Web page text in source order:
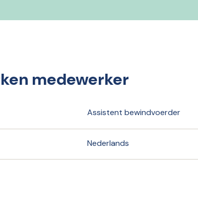
medewerker
Assistent bewindvoerder
Nederlands